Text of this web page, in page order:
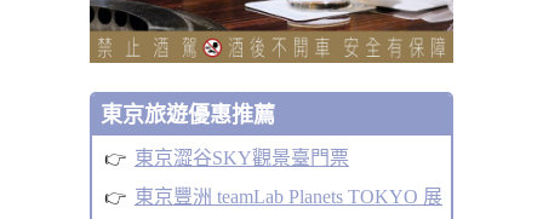
東京旅遊優惠推薦
東京澀谷SKY觀景臺門票
東京豐洲 teamLab Planets TOKYO 展